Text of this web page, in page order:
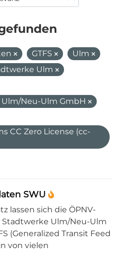
GTFS
Ulm
Ulm
Neu-Ulm GmbH
CC Zero License (cc-
SWU
lassen sich die ÖPNV-
Ulm/Neu-Ulm
(Generalized Transit Feed
von vielen